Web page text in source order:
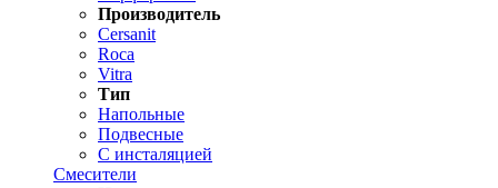
Производитель
Cersanit
Roca
Vitra
Тип
Напольные
Подвесные
С инсталяцией
Смесители